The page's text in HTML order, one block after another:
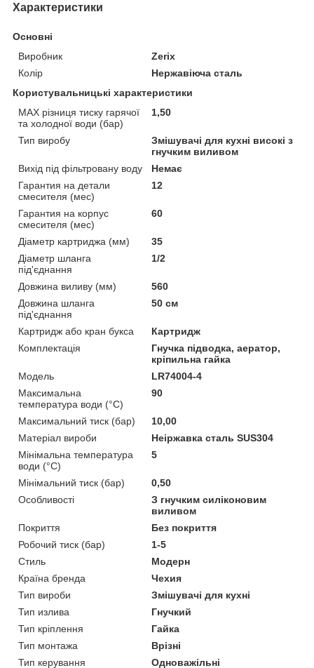
Характеристики
Основні
Виробник
Zerix
Колір
Нержавіюча сталь
Користувальницькі характеристики
MAX різниця тиску гарячої
та холодної води (бар)
1,50
Тип виробу
Змішувачі для кухні високі з
гнучким виливом
Вихід під фільтровану воду
Немає
Гарантия на детали
смесителя (мес)
12
Гарантия на корпус
смесителя (мес)
60
Діаметр картриджа (мм)
35
Діаметр шланга
під'єднання
1/2
Довжина виливу (мм)
560
Довжина шланга
під'єднання
50 см
Картридж або кран букса
Картридж
Комплектація
Гнучка підводка, аератор,
кріпильна гайка
Мoдель
LR74004-4
Максимальна
температура води (°C)
90
Максимальний тиск (бар)
10,00
Матеріал вироби
Неіржавка сталь SUS304
Мінімальна температура
води (°C)
5
Мінімальний тиск (бар)
0,50
Особливості
З гнучким силіконовим
виливом
Покриття
Без покриття
Робочий тиск (бар)
1-5
Стиль
Модерн
Країна бренда
Чехия
Тип вироби
Змішувачі для кухні
Тип излива
Гнучкий
Тип кріплення
Гайка
Тип монтажа
Врізні
Тип керування
Одноважільні